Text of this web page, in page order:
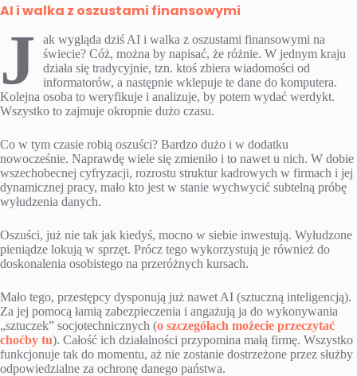
AI i walka z oszustami finansowymi
J
ak wygląda dziś AI i walka z oszustami finansowymi na
świecie? Cóż, można by napisać, że różnie. W jednym kraju
działa się tradycyjnie, tzn. ktoś zbiera wiadomości od
informatorów, a następnie wklepuje te dane do komputera.
Kolejna osoba to weryfikuje i analizuje, by potem wydać werdykt.
Wszystko to zajmuje okropnie dużo czasu.
Co w tym czasie robią oszuści? Bardzo dużo i w dodatku
nowocześnie. Naprawdę wiele się zmieniło i to nawet u nich. W dobie
wszechobecnej cyfryzacji, rozrostu struktur kadrowych w firmach i jej
dynamicznej pracy, mało kto jest w stanie wychwycić subtelną próbę
wyłudzenia danych.
Oszuści, już nie tak jak kiedyś, mocno w siebie inwestują. Wyłudzone
pieniądze lokują w sprzęt. Prócz tego wykorzystują je również do
doskonalenia osobistego na przeróżnych kursach.
Mało tego, przestępcy dysponują już nawet AI (sztuczną inteligencją).
Za jej pomocą łamią zabezpieczenia i angażują ja do wykonywania
„sztuczek” socjotechnicznych (o szczegółach możecie przeczytać
choćby tu). Całość ich działalności przypomina małą firmę. Wszystko
funkcjonuje tak do momentu, aż nie zostanie dostrzeżone przez służby
odpowiedzialne za ochronę danego państwa.